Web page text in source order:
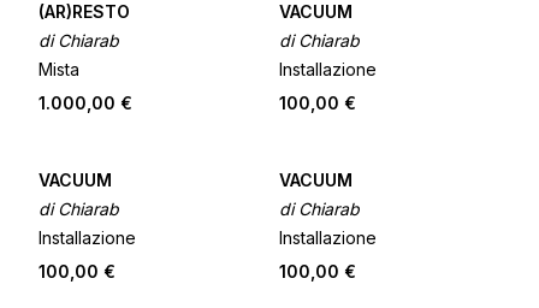
(AR)RESTO
di Chiarab
Mista
1.000,00 €
VACUUM
di Chiarab
Installazione
100,00 €
VACUUM
di Chiarab
Installazione
100,00 €
VACUUM
di Chiarab
Installazione
100,00 €